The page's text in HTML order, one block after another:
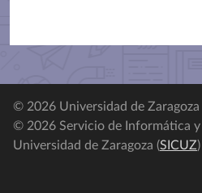
© 2026 Universidad de Zaragoza
© 2026 Servicio de Informática
Universidad de Zaragoza (SICUZ)